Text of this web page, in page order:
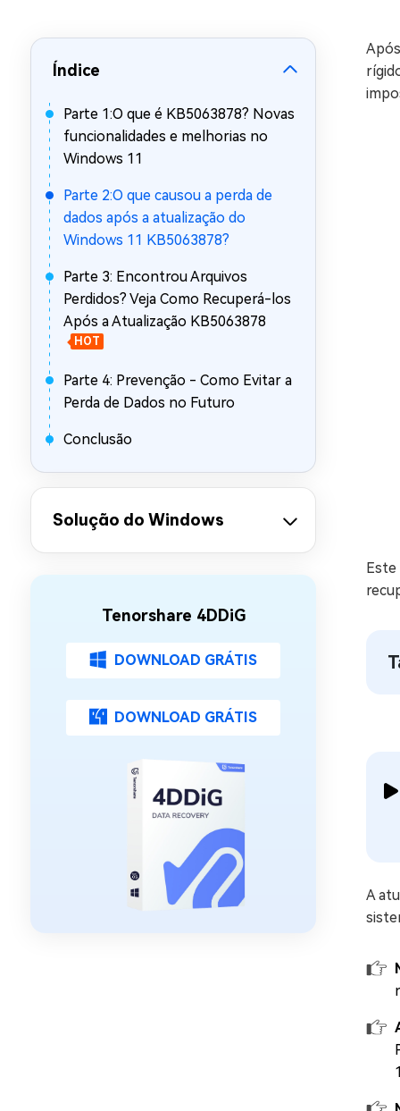
Índice
Parte 1:O que é KB5063878? Novas
funcionalidades e melhorias no
Windows 11
Parte 2:O que causou a perda de
dados após a atualização do
Windows 11 KB5063878?
Parte 3: Encontrou Arquivos
Perdidos? Veja Como Recuperá-los
Após a Atualização KB5063878
HOT
Parte 4: Prevenção - Como Evitar a
Perda de Dados no Futuro
Conclusão
Solução do Windows
Tenorshare 4DDiG
DOWNLOAD GRÁTIS
DOWNLOAD GRÁTIS
Este
A